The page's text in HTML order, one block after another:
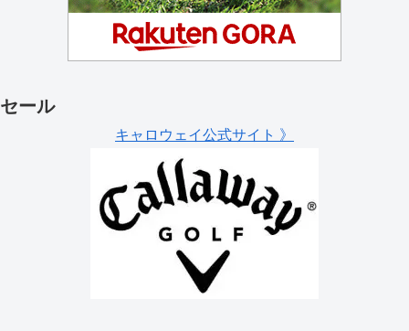
セール
キャロウェイ公式サイト 》